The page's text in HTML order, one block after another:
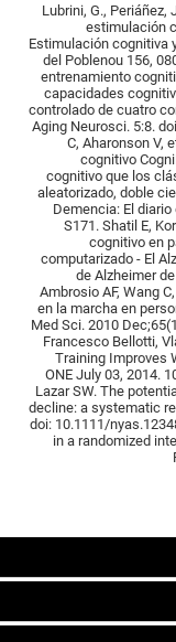
[1] Lubrini, G.,
estimulación
Estimulación cognitiva
del Poblenou 156,
entrenamiento
capacidades
controlado de cuatro
Aging Neurosci. 5:8.
C, Aharonson V,
cognitivo
cognitivo que los
aleatorizado, doble
Demencia: El
S171. Shatil E,
cognitivo en
computarizado - El
de Alzheimer
Ambrosio AF, Wang
en la marcha en
Med Sci. 2010
Francesco Bellotti,
Training Improves
ONE July 03, 2014.
Lazar SW. The
decline: a systematic
doi: 10.1111/
in a randomized